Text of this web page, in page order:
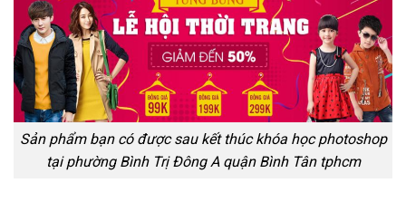
Sản phẩm bạn có được sau kết thúc khóa học photoshop
tại phường Bình Trị Đông A quận Bình Tân tphcm